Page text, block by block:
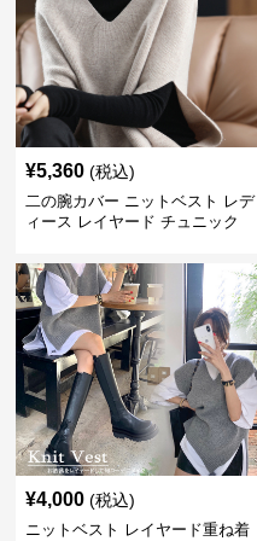
¥5,360 (税込)
二の腕カバー ニットベスト レデ
ィース レイヤード チュニック
¥4,000 (税込)
ニットベスト レイヤード重ね着